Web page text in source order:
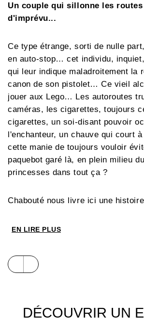
Un couple qui sillonne les routes
d'imprévu...
Ce type étrange, sorti de nulle
en auto-stop… cet individu,
qui leur indique maladroitement la
canon de son pistolet… Ce vieil
jouer aux Lego… Les autoroutes
caméras, les cigarettes, toujours
cigarettes, un soi-disant pouvoir
l'enchanteur, un chauve qui court
cette manie de toujours vouloir
paquebot garé là, en plein milieu
princesses dans tout ça ?
Chabouté nous livre ici une
désorienter, égarer et embrouiller
réglé comme du papier à musique,
n'importe quoi raconté avec une
EN LIRE PLUS
DÉCOUVRIR UN